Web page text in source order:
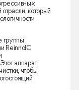
который
группы
ReinnolC
аппарат
чтобы